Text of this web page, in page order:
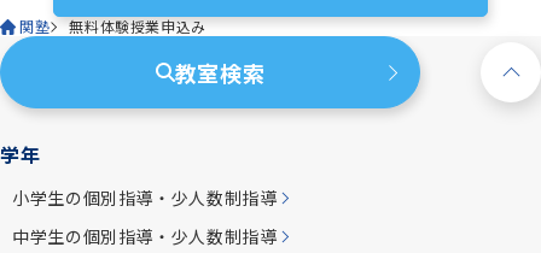
関塾 無料体験授業申込み
教室検索
学年
小学生の個別指導・少人数制指導
中学生の個別指導・少人数制指導